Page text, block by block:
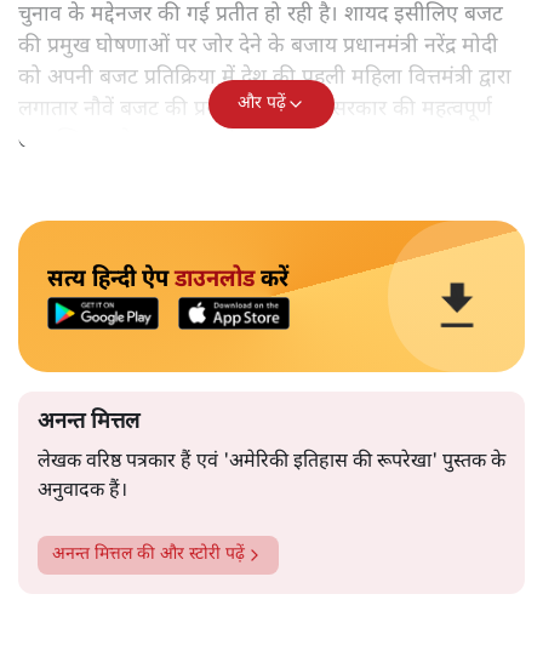
चुनाव के मद्देनजर की गई प्रतीत हो रही है। शायद इसीलिए बजट
की प्रमुख घोषणाओं पर जोर देने के बजाय प्रधानमंत्री नरेंद्र मोदी
को अपनी बजट प्रतिक्रिया में देश की पहली महिला वित्तमंत्री द्वारा
लगातार नौवें बजट की प्रस्तुति को अपनी सरकार की महत्वपूर्ण
उपलब्धि बताने पर मजबूर होना पड़ा।
और पढ़ें
सत्य हिन्दी ऐपडाउनलोडकरें
अनन्त मित्तल
लेखक वरिष्ठ पत्रकार हैं एवं 'अमेरिकी इतिहास की रूपरेखा' पुस्तक के
अनुवादक हैं।
अनन्त मित्तलकी और स्टोरी पढ़ें